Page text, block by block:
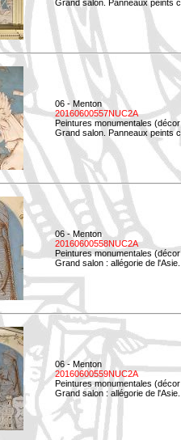
Grand salon. Panneaux peints
06 - Menton
20160600557NUC2A
Peintures monumentales
Grand salon. Panneaux peints
06 - Menton
20160600558NUC2A
Peintures monumentales
Grand salon : allégorie de
06 - Menton
20160600559NUC2A
Peintures monumentales
Grand salon : allégorie de l'Asie.